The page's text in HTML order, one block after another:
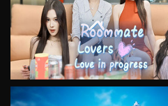
VIEW